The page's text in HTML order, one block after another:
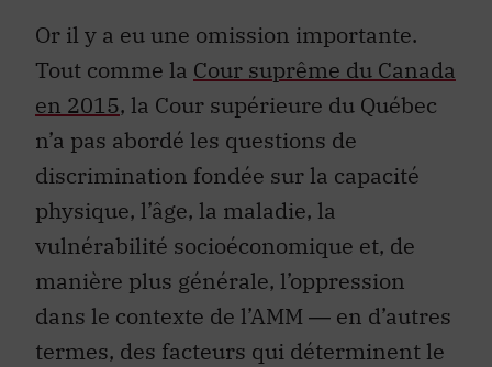
Or il y a eu une omission importante.
Tout comme la Cour suprême du Canada
en 2015, la Cour supérieure du Québec
n’a pas abordé les questions de
discrimination fondée sur la capacité
physique, l’âge, la maladie, la
vulnérabilité socioéconomique et, de
manière plus générale, l’oppression
dans le contexte de l’AMM ― en d’autres
termes, des facteurs qui déterminent le